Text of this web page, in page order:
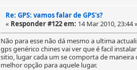
Re: GPS: vamos falar de GPS's?
« Responder #122 em: 14 Mar 2010, 23:44
Não para esse não dá mesmo a ultima
gps genérico chines vai ver que é facil
sitio, lugar cada um se comporta de
melhor opção para aquele lugar.